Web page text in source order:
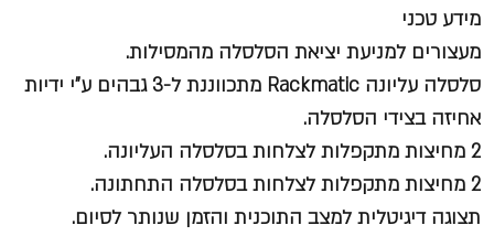
מידע טכני
מעצורים למניעת יציאת הסלסלה מהמסילות.
סלסלה עליונה Rackmatic מתכווננת ל-3 גבהים ע"י ידיות
אחיזה בצידי הסלסלה.
2 מחיצות מתקפלות לצלחות בסלסלה העליונה.
2 מחיצות מתקפלות לצלחות בסלסלה התחתונה.
תצוגה דיגיטלית למצב התוכנית והזמן שנותר לסיום.